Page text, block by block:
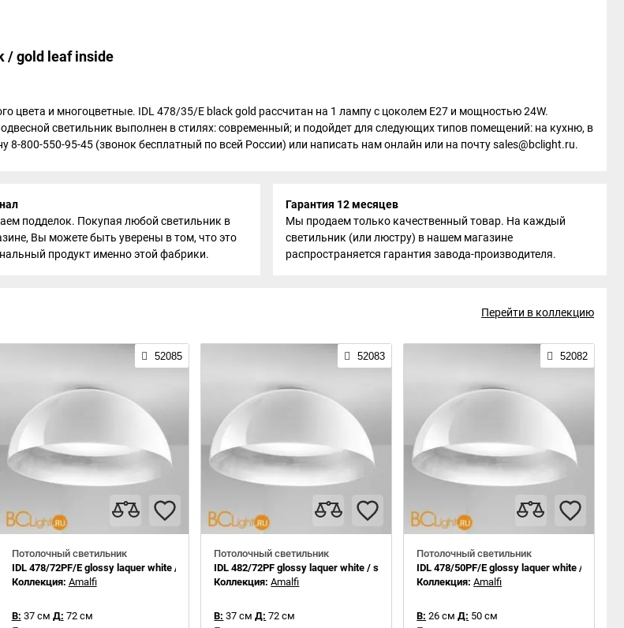
/ gold leaf inside
цвета и многоцветные. IDL 478/35/E black gold рассчитан на 1 лампу с цоколем E27 и мощностью 24W.
светильник выполнен в стилях: современный; и подойдет для следующих типов помещений: на кухню, в
800-550-95-45 (звонок бесплатный по всей России) или написать нам онлайн или на почту sales@bclight.ru.
подделок. Покупая любой светильник в
Вы можете быть уверены в том, что это
продукт именно этой фабрики.
Гарантия 12 месяцев
Мы продаем только качественный товар. На каждый
светильник (или люстру) в нашем магазине
распространяется гарантия завода-производителя.
Перейти в коллекцию
inside
52085
Потолочный светильник
IDL 478/72PF/E glossy laquer white / silver leaf inside
Коллекция: Amalfi
В: 37 см Д: 72 см
52083
Потолочный светильник
IDL 482/72PF glossy laquer white / silver leaf inside
Коллекция:Amalfi
В: 37 см Д: 72 см
52082
Потолочный светильник
IDL 478/50PF/E glossy laquer white / silver
Коллекция:Amalfi
В: 26 см Д: 50 см